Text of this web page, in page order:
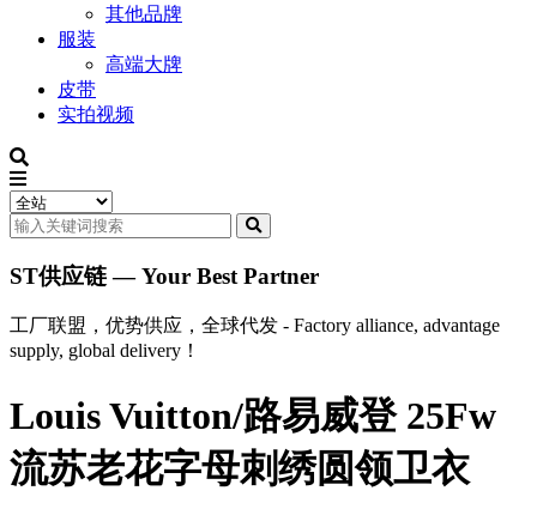
其他品牌
服装
高端大牌
皮带
实拍视频
ST供应链 — Your Best Partner
工厂联盟，优势供应，全球代发 - Factory alliance, advantage
supply, global delivery！
Louis Vuitton/路易威登 25Fw
流苏老花字母刺绣圆领卫衣